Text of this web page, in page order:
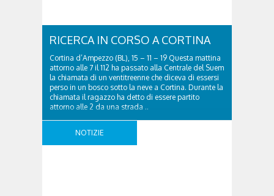
RICERCA IN CORSO A CORTINA
Cortina d’Ampezzo (BL), 15 – 11 – 19 Questa mattina
attorno alle 7 il 112 ha passato alla Centrale del Suem
la chiamata di un ventitreenne che diceva di essersi
perso in un bosco sotto la neve a Cortina. Durante la
chiamata il ragazzo ha detto di essere partito
attorno alle 2 da una strada ..
NOTIZIE